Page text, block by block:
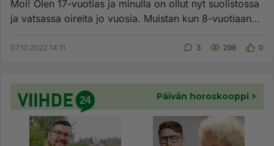
Moi! Olen 17-vuotias ja minulla on ollut nyt suolistossa
ja vatsassa oireita jo vuosia. Muistan kun 8-vuotiaana
07.10.2022 14:11 3 298 0